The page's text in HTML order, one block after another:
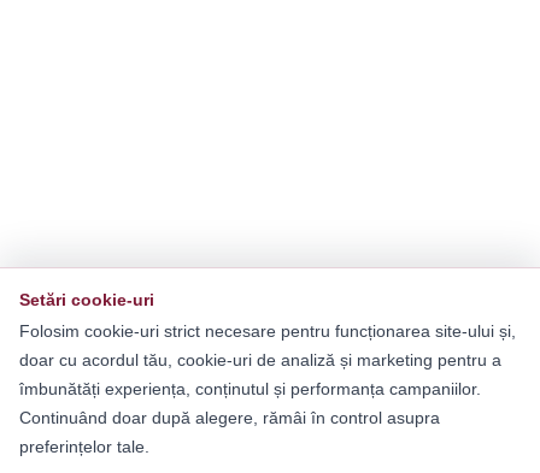
Setări cookie-uri
Folosim cookie-uri strict necesare pentru funcționarea site-ului și,
doar cu acordul tău, cookie-uri de analiză și marketing pentru a
îmbunătăți experiența, conținutul și performanța campaniilor.
Continuând doar după alegere, rămâi în control asupra
preferințelor tale.